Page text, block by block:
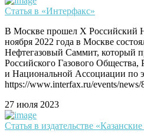
Статья в «Интерфакс»
В Москве прошел X Российский
ноября 2022 года в Москве
Нефтегазовый Саммит, который
Российского Газового
и Национальной Ассоциации по
https://www.interfax.ru/events/news/
27 июля 2023
Статья в издательстве